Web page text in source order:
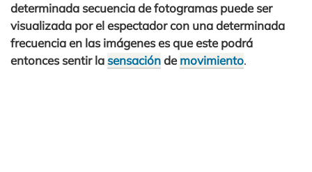
determinada secuencia de fotogramas puede ser
visualizada por el espectador con una determinada
frecuencia en las imágenes es que este podrá
entonces sentir la sensacióndemovimiento.